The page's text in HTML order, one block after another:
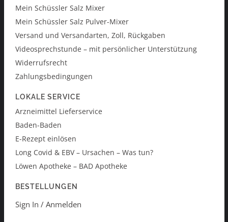
Mein Schüssler Salz Mixer
Mein Schüssler Salz Pulver-Mixer
Versand und Versandarten, Zoll, Rückgaben
Videosprechstunde – mit persönlicher Unterstützung
Widerrufsrecht
Zahlungsbedingungen
LOKALE SERVICE
Arzneimittel Lieferservice
Baden-Baden
E-Rezept einlösen
Long Covid & EBV – Ursachen – Was tun?
Löwen Apotheke – BAD Apotheke
BESTELLUNGEN
Sign In / Anmelden